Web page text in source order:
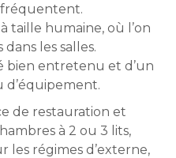
taille humaine, où l’on
dans les salles.
bien entretenu et d’un
d’équipement.
de restauration et
à 2 ou 3 lits,
les régimes d’externe,